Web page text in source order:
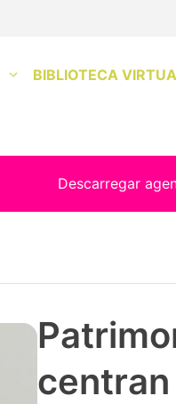
BIBLIOTECA
Descarregar
centran